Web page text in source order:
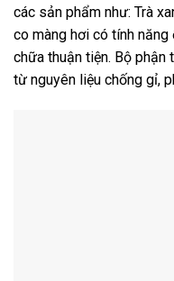
các sản phẩm như: Trà
co màng hơi có tính
chữa thuận tiện. Bộ
từ nguyên liệu chống gỉ,